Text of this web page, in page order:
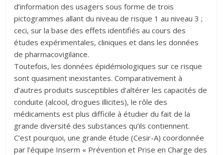
d’information des usagers sous forme de trois
pictogrammes allant du niveau de risque 1 au niveau 3 ;
ceci, sur la base des effets identifiés au cours des
études expérimentales, cliniques et dans les données
de pharmacovigilance.
Toutefois, les données épidémiologiques sur ce risque
sont quasiment inexistantes. Comparativement à
d’autres produits susceptibles d’altérer les capacités de
conduite (alcool, drogues illicites), le rôle des
médicaments est plus difficile à étudier du fait de la
grande diversité des substances qu’ils contiennent.
C’est pourquoi, une grande étude (Cesir-A) coordonnée
par l’équipe Inserm « Prévention et Prise en Charge des